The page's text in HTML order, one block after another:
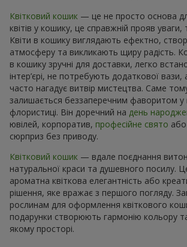
Квітковий кошик — це не просто основа
квітів у кошику, це справжній прояв
Квіти в кошику виглядають ефектно,
атмосферу та викликають щиру радість.
в кошику зручні для доставки, легко
інтер’єрі, не потребують додаткової
часто нагадує витвір мистецтва. Саме
залишається беззаперечним фаворитом у
флористиці. Він доречний на день
ювілей, корпоратив, професійне свято
сюрприз без приводу.
Квітковий кошик — вдале поєднання
натуральної краси та душевного посилу.
ароматна квіткова елегантність або
рішення, яке вражає з першого погляду.
рослинам для оформлення квіткового
подарунки створюють гармонію кольору
якому просторі.